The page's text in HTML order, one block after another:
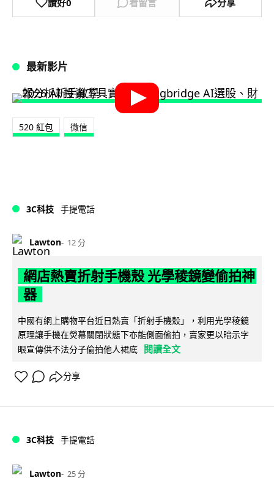
最新影片
520 紅包 微信
3C科技 手提電話
Lawton 12 分
網店熱賣折射手機殼 光學稜鏡變偷拍神
器
中國有網上購物平台近日熱賣「折射手機殼」，利用光學稜鏡
原理讓手機在熒幕關閉狀態下亦能側面偷拍，賣家更以暗示字
眼宣傳供不法分子偷拍他人裙底 閱讀全文
分享
3C科技 手提電話
Lawton 25 分